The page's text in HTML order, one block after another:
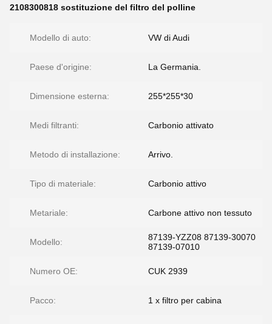
2108300818 sostituzione del filtro del polline
Modello di auto: VW di Audi
Paese d'origine: La Germania.
Dimensione esterna: 255*255*30
Medi filtranti: Carbonio attivato
Metodo di installazione: Arrivo.
Tipo di materiale: Carbonio attivo
Metariale: Carbone attivo non tessuto
Modello:
87139-YZZ08 87139-30070
87139-07010
Numero OE: CUK 2939
Pacco: 1 x filtro per cabina